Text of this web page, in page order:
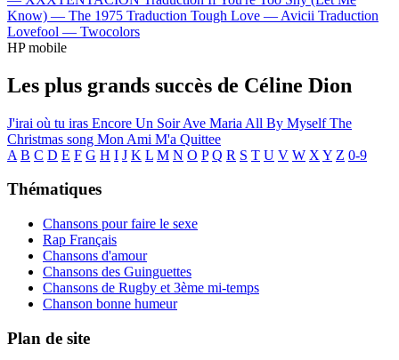
Know) — The 1975 Traduction Tough Love — Avicii Traduction
Lovefool — Twocolors
HP mobile
Les plus grands succès de Céline Dion
J'irai où tu iras Encore Un SoirAve Maria All By MyselfThe
Christmas song Mon Ami M'a Quittee
A B C D E F G H I J K L M N O P Q R S T U V W X Y Z 0-9
Thématiques
Chansons pour faire le sexe
Rap Français
Chansons d'amour
Chansons des Guinguettes
Chansons de Rugby et 3ème mi-temps
Chanson bonne humeur
Plan de site